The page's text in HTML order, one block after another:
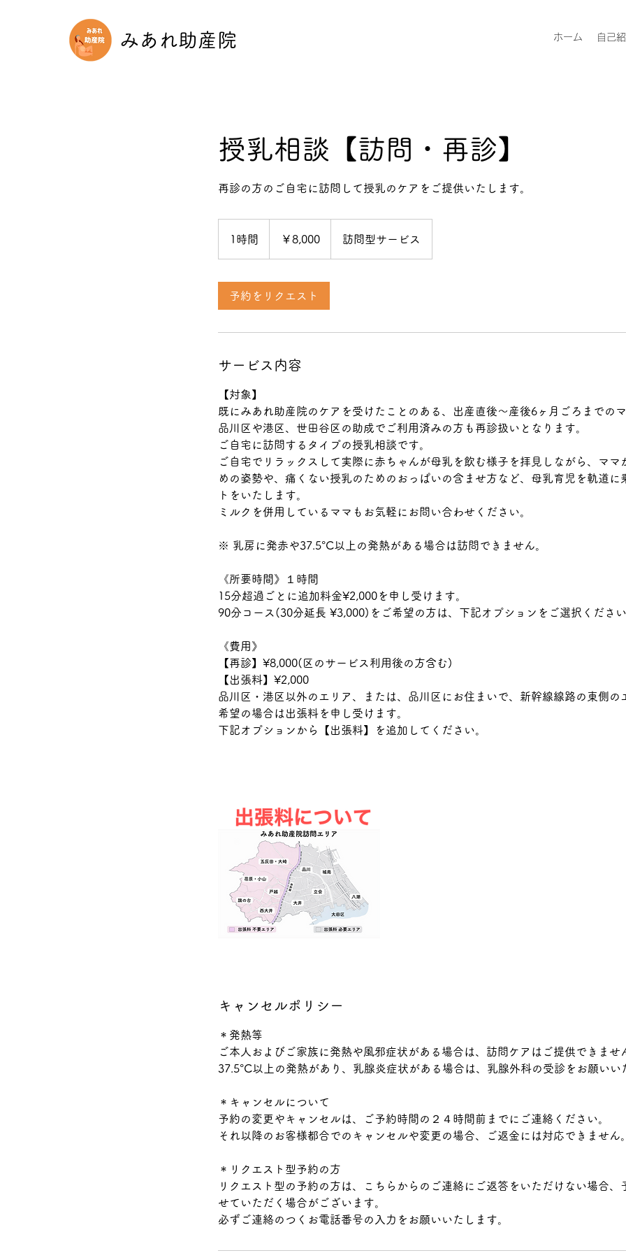
みあれ助産院 ホーム 自己
授乳相談【訪問・再診】
再診の方のご自宅に訪問して授乳のケアをご提供いたします。
1時間 ￥8,000 訪問型サービス
予約をリクエスト
サービス内容
【対象】
既にみあれ助産院のケアを受けたことのある、出産直後〜産後6ヶ月ごろまでの
品川区や港区、世田谷区の助成でご利用済みの方も再診扱いとなります。
ご自宅に訪問するタイプの授乳相談です。
ご自宅でリラックスして実際に赤ちゃんが母乳を飲む様子を拝見しながら、ママ
めの姿勢や、痛くない授乳のためのおっぱいの含ませ方など、母乳育児を軌道に
トをいたします。
ミルクを併用しているママもお気軽にお問い合わせください。
※ 乳房に発赤や37.5°C以上の発熱がある場合は訪問できません。
《所要時間》１時間
15分超過ごとに追加料金¥2,000を申し受けます。
90分コース(30分延長 ¥3,000)をご希望の方は、下記オプションをご選択ください
《費用》
【再診】¥8,000(区のサービス利用後の方含む)
【出張料】¥2,000
品川区・港区以外のエリア、または、品川区にお住まいで、新幹線線路の東側の
希望の場合は出張料を申し受けます。
下記オプションから【出張料】を追加してください。
キャンセルポリシー
＊発熱等
ご本人およびご家族に発熱や風邪症状がある場合は、訪問ケアはご提供できませ
37.5°C以上の発熱があり、乳腺炎症状がある場合は、乳腺外科の受診をお願いい
＊キャンセルについて
予約の変更やキャンセルは、ご予約時間の２４時間前までにご連絡ください。
それ以降のお客様都合でのキャンセルや変更の場合、ご返金には対応できません。
＊リクエスト型予約の方
リクエスト型の予約の方は、こちらからのご連絡にご返答をいただけない場合、
せていただく場合がございます。